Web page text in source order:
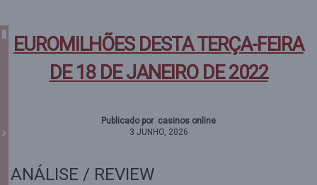
EUROMILHÕES DESTA TERÇA-FEIRA
DE 18 DE JANEIRO DE 2022
Publicado por casinos online
3 JUNHO, 2026
ANÁLISE / REVIEW